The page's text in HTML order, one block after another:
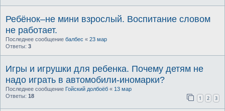
Ребёнок–не мини взрослый. Воспитание словом
не работает.
Последнее сообщение балбес « 23 мар
Ответы: 3
Игры и игрушки для ребенка. Почему детям не
надо играть в автомобили-иномарки?
Последнее сообщение Гойский долбоёб « 13 мар
Ответы: 18 1 2 3